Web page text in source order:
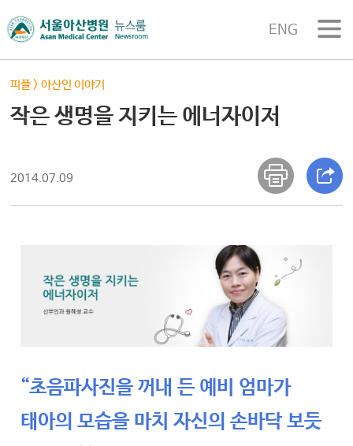
ENG
피플>아산인 이야기
작은 생명을 지키는 에너자이저
2014.07.09
“초음파사진을 꺼내 든 예비 엄마가
태아의 모습을 마치 자신의 손바닥 보듯